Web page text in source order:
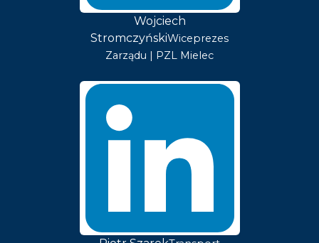
Wojciech
StromczyńskiWiceprezes
Zarządu | PZL Mielec